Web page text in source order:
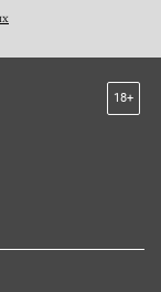
18+